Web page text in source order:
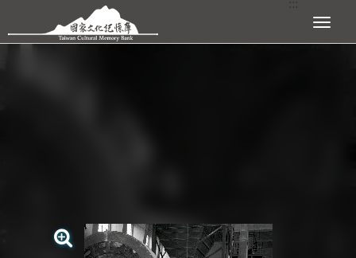
跳到主要內容區塊 展開選單
查看大圖